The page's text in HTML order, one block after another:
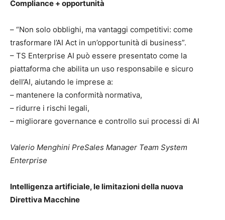
Compliance + opportunità
– “Non solo obblighi, ma vantaggi competitivi: come
trasformare l’AI Act in un’opportunità di business”.
– TS Enterprise AI può essere presentato come la
piattaforma che abilita un uso responsabile e sicuro
dell’AI, aiutando le imprese a:
– mantenere la conformità normativa,
– ridurre i rischi legali,
– migliorare governance e controllo sui processi di AI
Valerio Menghini PreSales Manager Team System
Enterprise
Intelligenza artificiale, le limitazioni della nuova
Direttiva Macchine